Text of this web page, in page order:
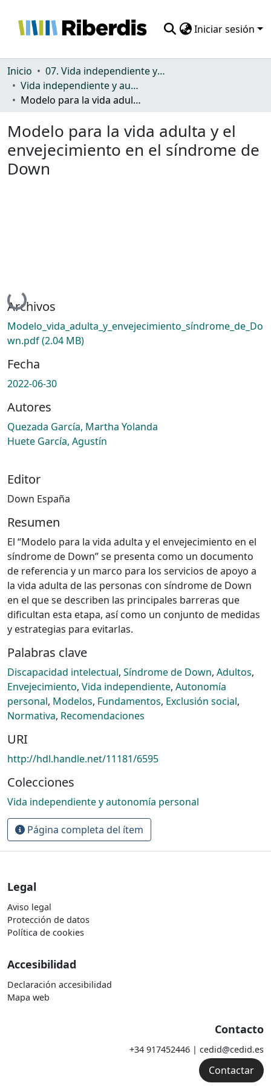
Iniciar sesión
Comunidades
Todo DSpace
Inicio
07. Vida independiente y autonomía personal
Vida independiente y autonomía personal
Modelo para la vida adulta y el envejecimiento en el síndrome de Down
Modelo para la vida adulta y el
envejecimiento en el síndrome de
Down
Cargando...
Archivos
Modelo_vida_adulta_y_envejecimiento_síndrome_de_Do
wn.pdf(2.04 MB)
Fecha
2022-06-30
Autores
Quezada García, Martha Yolanda
Huete García, Agustín
Editor
Down España
Resumen
El “Modelo para la vida adulta y el envejecimiento en el
síndrome de Down” se presenta como un documento
de referencia y un marco para los servicios de apoyo a
la vida adulta de las personas con síndrome de Down
en el que se describen las principales barreras que
dificultan esta etapa, así como un conjunto de medidas
y estrategias para evitarlas.
Palabras clave
Discapacidad intelectual, Síndrome de Down, Adultos,
Envejecimiento, Vida independiente, Autonomía
personal, Modelos, Fundamentos, Exclusión social,
Normativa, Recomendaciones
URI
http://hdl.handle.net/11181/6595
Colecciones
Vida independiente y autonomía personal
Página completa del ítem
Legal
Aviso legal
Protección de datos
Política de cookies
Accesibilidad
Declaración accesibilidad
Mapa web
Contacto
+34 917452446 | cedid@cedid.es
Contactar